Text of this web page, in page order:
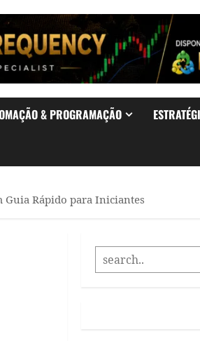
& PROGRAMAÇÃO
Guia Rápido para Iniciantes
SEARCH